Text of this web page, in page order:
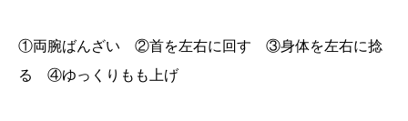
①両腕ばんざい ②首を左右に回す ③身体を左右に捻
る ④ゆっくりもも上げ